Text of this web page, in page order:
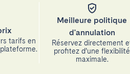
tarifs en
Meilleure politique
d'annulation
Réservez directement
profitez d’une flexibilité
maximale.